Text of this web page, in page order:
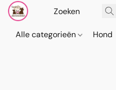
Alle categorieën Hond